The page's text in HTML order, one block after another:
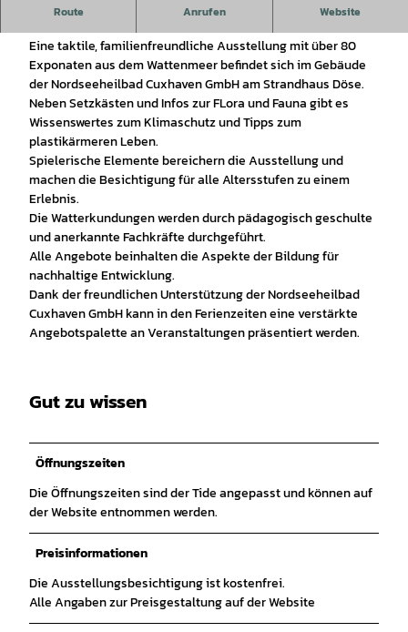
Route Anrufen Website
Das Blaue Klassenzimmer ist ein außerschulischer Lernort
Eine taktile, familienfreundliche Ausstellung mit über 80
Exponaten aus dem Wattenmeer befindet sich im Gebäude
der Nordseeheilbad Cuxhaven GmbH am Strandhaus Döse.
Neben Setzkästen und Infos zur FLora und Fauna gibt es
Wissenswertes zum Klimaschutz und Tipps zum
plastikärmeren Leben.
Spielerische Elemente bereichern die Ausstellung und
machen die Besichtigung für alle Altersstufen zu einem
Erlebnis.
Die Watterkundungen werden durch pädagogisch geschulte
und anerkannte Fachkräfte durchgeführt.
Alle Angebote beinhalten die Aspekte der Bildung für
nachhaltige Entwicklung.
Dank der freundlichen Unterstützung der Nordseeheilbad
Cuxhaven GmbH kann in den Ferienzeiten eine verstärkte
Angebotspalette an Veranstaltungen präsentiert werden.
Gut zu wissen
Öffnungszeiten
Die Öffnungszeiten sind der Tide angepasst und können auf
der Website entnommen werden.
Preisinformationen
Die Ausstellungsbesichtigung ist kostenfrei.
Alle Angaben zur Preisgestaltung auf der Website